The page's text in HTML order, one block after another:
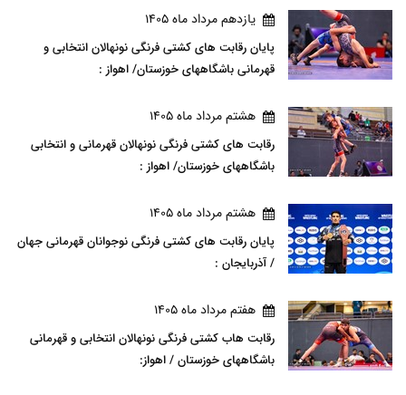
يازدهم مرداد ماه 1405
پایان رقابت های کشتی فرنگی نونهالان انتخابی و
قهرمانی باشگاههای خوزستان/ اهواز :
هشتم مرداد ماه 1405
رقابت های کشتی فرنگی نونهالان قهرمانی و انتخابی
باشگاههای خوزستان/ اهواز :
هشتم مرداد ماه 1405
پایان رقابت های کشتی فرنگی نوجوانان قهرمانی جهان
/ آذربایجان :
هفتم مرداد ماه 1405
رقابت هاب کشتی فرنگی نونهالان انتخابی و قهرمانی
باشگاههای خوزستان / اهواز: